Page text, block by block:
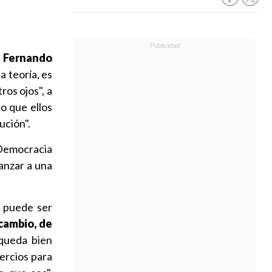
teoría, es
ojos", a
que ellos
a una
ser
de
bien
para